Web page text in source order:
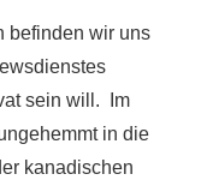
befinden wir uns
sein will. Im
in die
kanadischen